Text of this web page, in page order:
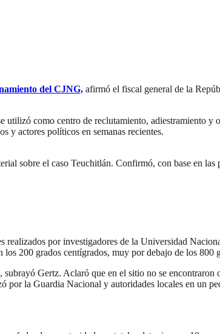
del CJNG, afirmó el fiscal general de la
utilizó como centro de reclutamiento, adiestramiento
y actores políticos en semanas recientes.
sobre el caso Teuchitlán. Confirmó, con base en
realizados por investigadores de la Universidad
200 grados centígrados, muy por debajo de los 800
Gertz. Aclaró que en el sitio no se encontraron
por la Guardia Nacional y autoridades locales en un